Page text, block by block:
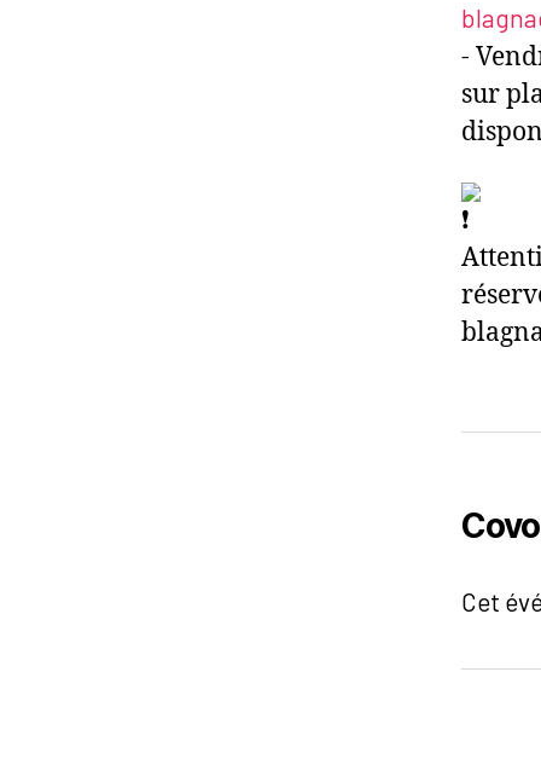
-
sur
Cet